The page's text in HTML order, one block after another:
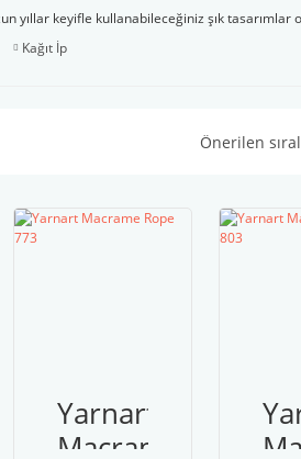
yıllar keyifle kullanabileceğiniz şık tasarımlar
Kağıt İp
Yarnart
Macrame